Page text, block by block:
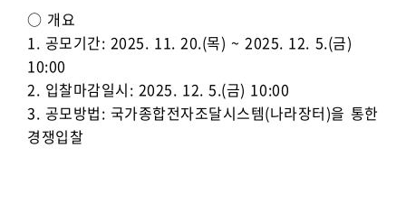
○ 개요
1. 공모기간: 2025. 11. 20.(목) ~ 2025. 12. 5.(금)
10:00
2. 입찰마감일시: 2025. 12. 5.(금) 10:00
3. 공모방법: 국가종합전자조달시스템(나라장터)을 통한
경쟁입찰